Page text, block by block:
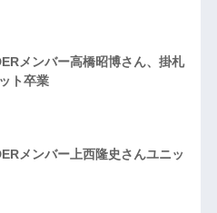
メンバー高橋昭博さん、掛札
ト卒業
メンバー上西隆史さんユニッ